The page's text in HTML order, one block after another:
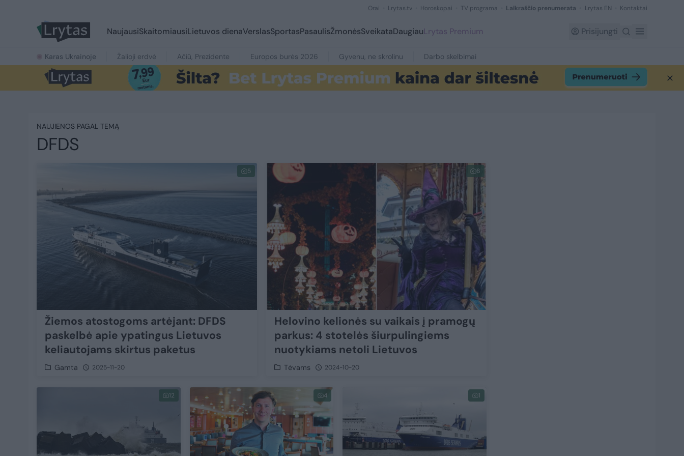
Orai Lrytas.tv Horoskopai TV programa Laikraščio prenumerata Lrytas EN Kontaktai
NaujausiSkaitomiausiLietuvos dienaVerslasSportasPasaulisŽmonėsSveikataDaugiauLrytas Premium Prisijungti
Karas Ukrainoje Žalioji erdvė Ačiū, Prezidente Europos burės 2026 Gyvenu, ne skrolinu Darbo skelbimai
NAUJIENOS PAGAL TEMĄ
DFDS
5
Žiemos atostogoms artėjant: DFDS
paskelbė apie ypatingus Lietuvos
keliautojams skirtus paketus
Gamta 2025-11-20
6
Helovino kelionės su vaikais į pramogų
parkus: 4 stotelės šiurpulingiems
nuotykiams netoli Lietuvos
Tėvams 2024-10-20
12 4 1